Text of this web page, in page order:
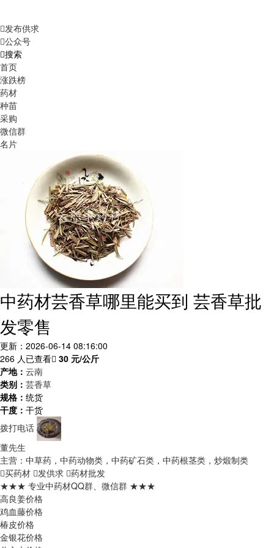
发布供求
公众号
搜索
首页
涨跌榜
药材
种苗
采购
微信群
名片
中药材芸香草哪里能买到 芸香草批
发零售
更新：2026-06-14 08:16:00
266 人已查看 30 元/公斤
产地： 云南
类别： 芸香草
规格： 统货
干度： 干货
拨打电话
董先生
主营：中草药，中药动物类，中药矿石类，中药根茎类，炒煅制类
买药材 发供求 药材批发
★★★ 专业中药材QQ群、微信群 ★★★
高良姜价格
鸡血藤价格
椿皮价格
金银花价格